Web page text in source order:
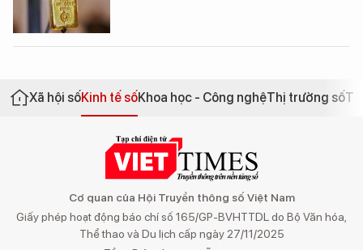
Xã hội sốKinh tế sốKhoa học - Công nghệThị trường số
Cơ quan của Hội Truyền thông số Việt Nam
Giấy phép hoạt động báo chí số 165/GP-BVHTTDL do Bộ Văn hóa,
Thể thao và Du lịch cấp ngày 27/11/2025